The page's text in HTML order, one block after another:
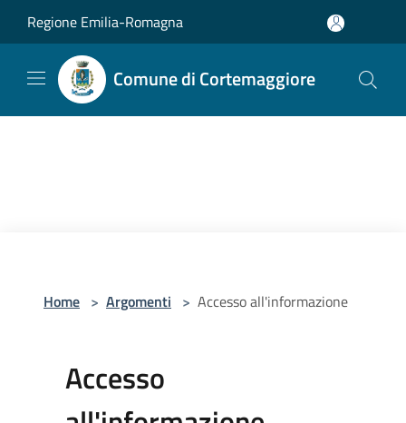
Regione Emilia-Romagna
Comune di Cortemaggiore
Home > Argomenti > Accesso all'informazione
Accesso